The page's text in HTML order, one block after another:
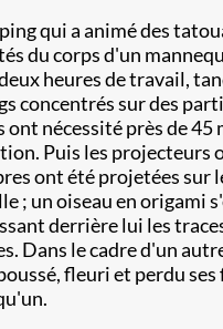
qui a animé des
du corps d'un
heures de travail,
concentrés sur des
ont nécessité près de 45
Puis les projecteurs
ont été projetées sur
; un oiseau en origami
derrière lui les
Dans le cadre d'un
fleuri et perdu ses